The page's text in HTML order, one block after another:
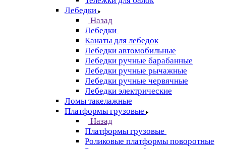
Лебедки
Назад
Лебедки
Канаты для лебедок
Лебедки автомобильные
Лебедки ручные барабанные
Лебедки ручные рычажные
Лебедки ручные червячные
Лебедки электрические
Ломы такелажные
Платформы грузовые
Назад
Платформы грузовые
Роликовые платформы поворотные